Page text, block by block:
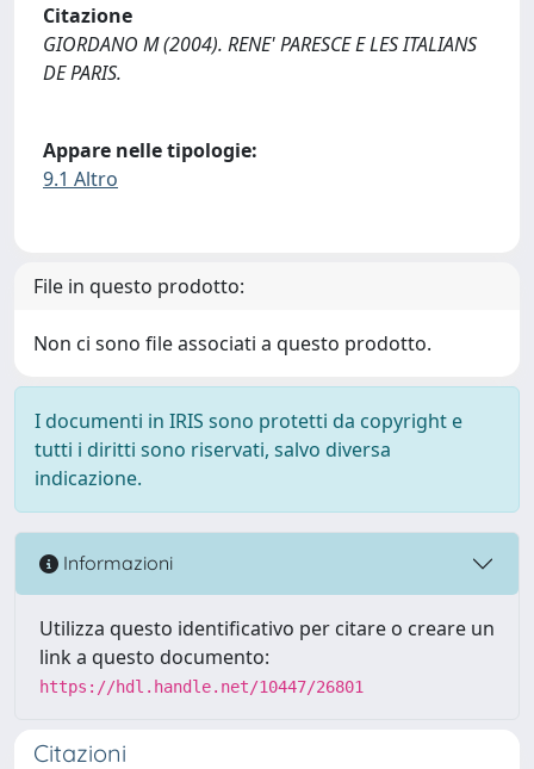
Citazione
GIORDANO M (2004). RENE' PARESCE E LES ITALIANS
DE PARIS.
Appare nelle tipologie:
9.1 Altro
File in questo prodotto:
Non ci sono file associati a questo prodotto.
I documenti in IRIS sono protetti da copyright e
tutti i diritti sono riservati, salvo diversa
indicazione.
Informazioni
Utilizza questo identificativo per citare o creare un
link a questo documento:
https://hdl.handle.net/10447/26801
Citazioni